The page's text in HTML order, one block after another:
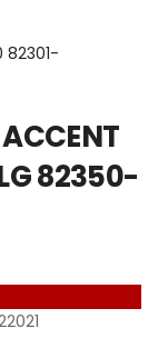
82301-
82350-